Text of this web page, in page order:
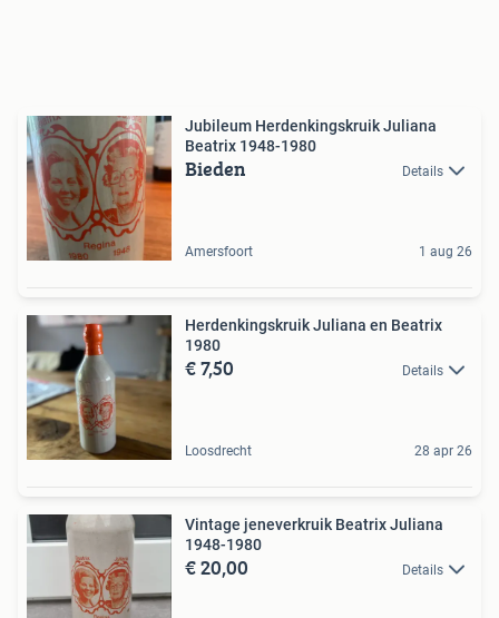
Jubileum Herdenkingskruik Juliana
Beatrix 1948-1980
Bieden Details
Amersfoort 1 aug 26
Herdenkingskruik Juliana en Beatrix
1980
€ 7,50 Details
Loosdrecht 28 apr 26
Vintage jeneverkruik Beatrix Juliana
1948-1980
€ 20,00 Details